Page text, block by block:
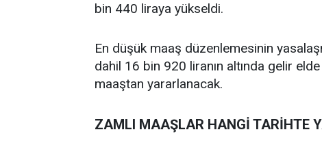
bin 440 liraya yükseldi.
En düşük maaş düzenlemesinin
dahil 16 bin 920 liranın altında gelir
maaştan yararlanacak.
ZAMLI MAAŞLAR HANGİ TARİHTE